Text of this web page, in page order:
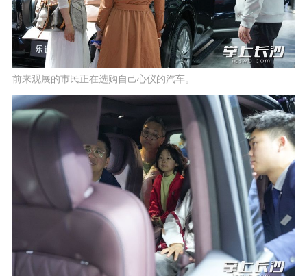
前来观展的市民正在选购自己心仪的汽车。